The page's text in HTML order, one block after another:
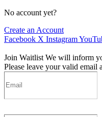
No account yet?
Create an Account
Facebook X Instagram
Join Waitlist We will inform
Please leave your valid email